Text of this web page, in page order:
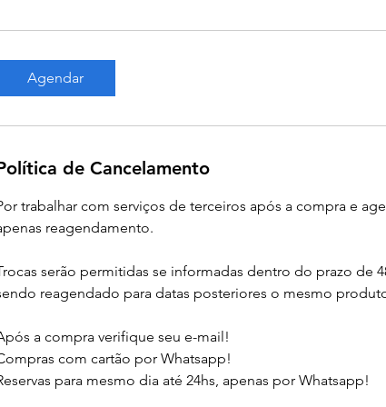
Agendar
de Cancelamento
trabalhar com serviços de terceiros após a compra e
reagendamento.
serão permitidas se informadas dentro do prazo de
reagendado para datas posteriores o mesmo
a compra verifique seu e-mail!
com cartão por Whatsapp!
para mesmo dia até 24hs, apenas por Whatsapp!